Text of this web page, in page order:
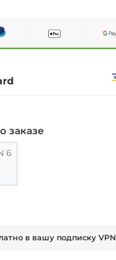
заказе
6
в вашу подписку VPN